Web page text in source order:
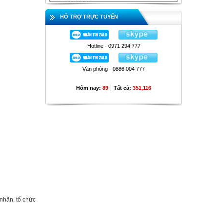
tổ chức
HỖ TRỢ TRỰC TUYẾN
Hotline - 0971 294 777
Văn phòng - 0886 004 777
Hôm nay: 89 | Tất cả: 351,116